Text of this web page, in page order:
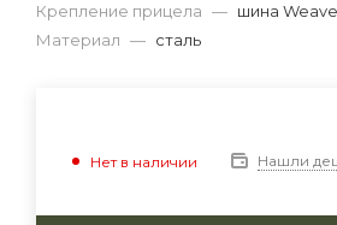
Крепление прицела — шина
Материал — сталь
Нет в наличии Нашли